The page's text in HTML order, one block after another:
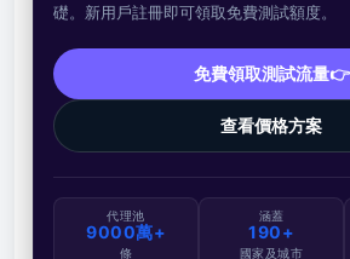
礎。新用戶註冊即可領取免費測試額度。
免費領取測試流量👉
查看價格方案
代理池
9000萬+
條
涵蓋
190+
國家及城市